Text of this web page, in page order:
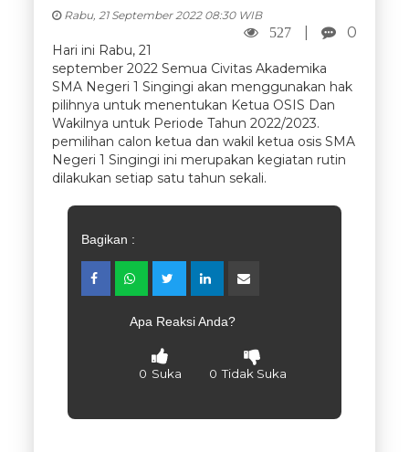
Rabu, 21 September 2022 08:30 WIB
527 0
Hari ini Rabu, 21
september 2022 Semua Civitas Akademika
SMA Negeri 1 Singingi akan menggunakan hak
pilihnya untuk menentukan Ketua OSIS Dan
Wakilnya untuk Periode Tahun 2022/2023.
pemilihan calon ketua dan wakil ketua osis SMA
Negeri 1 Singingi ini merupakan kegiatan rutin
dilakukan setiap satu tahun sekali.
Bagikan :
Apa Reaksi Anda?
0 Suka 0 Tidak Suka